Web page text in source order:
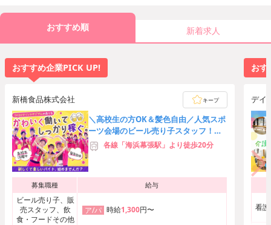
おすすめ順 新着求人
おすすめ企業PICK UP!
新橋食品株式会社 キープ
＼高校生の方OK＆髪色自由／人気スポ
ーツ会場のビール売り子スタッフ！友
達応募歓迎★時給3,000円可
各線「海浜幕張駅」より徒歩20分
募集職種 給与
ビール売り子、販
売スタッフ、飲
食・フードその他
ア/パ 時給1,300円〜
おす
デイ
看